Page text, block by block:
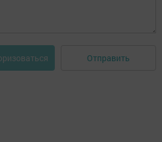
Отправить